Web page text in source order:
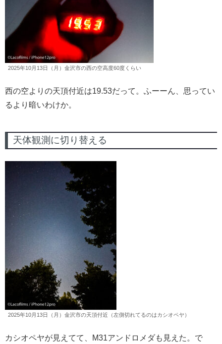
2025年10月13日（月）金沢市の西の空高度60度くらい
西の空よりの天頂付近は19.53だって。ふーーん、思ってい
るより暗いわけか。
天体観測に切り替える
2025年10月13日（月）金沢市の天頂付近（左側切れてるのはカシオペヤ）
カシオペヤが見えてて、M31アンドロメダも見えた。で